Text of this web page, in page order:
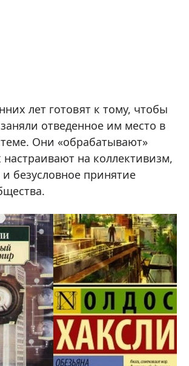
лет готовят к тому, чтобы
отведенное им место в
Они «обрабатывают»
на коллективизм,
безусловное принятие